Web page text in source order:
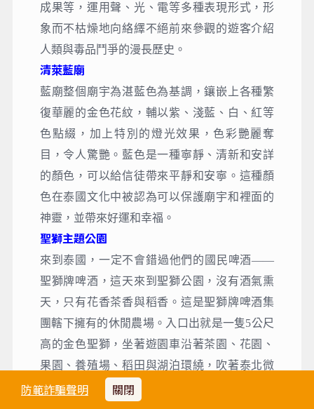
防範詐騙聲明 關閉
成果等，運用聲、光、電等多種表現形式，形
象而不枯燥地向絡繹不絕前來參觀的遊客介紹
人類與毒品鬥爭的漫長歷史。
清萊藍廟
藍廟整個廟宇為湛藍色為基調，鑲嵌上各種繁
復華麗的金色花紋，輔以紫、淺藍、白、紅等
色點綴，加上特別的燈光效果，色彩艷麗奪
目，令人驚艷。藍色是一種寧靜、清新和安詳
的顏色，可以給信徒帶來平靜和安寧。這種顏
色在泰國文化中被認為可以保護廟宇和裡面的
神靈，並帶來好運和幸福。
聖獅主題公園
來到泰國，一定不會錯過他們的國民啤酒——
聖獅牌啤酒，這天來到聖獅公園，沒有酒氣熏
天，只有花香茶香與稻香。這是聖獅牌啤酒集
團轄下擁有的休閒農場。入口出就是一隻5公尺
高的金色聖獅，坐著遊園車沿著茶園、花園、
果園、養殖場、稻田與湖泊環繞，吹著泰北微
醺微涼的風，欣賞不同品種的花卉，和長頸鹿